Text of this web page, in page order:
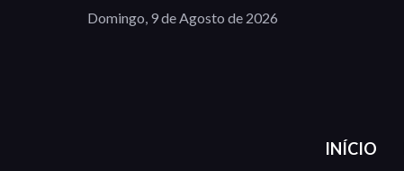
Domingo, 9 de Agosto de 2026
INÍCIO